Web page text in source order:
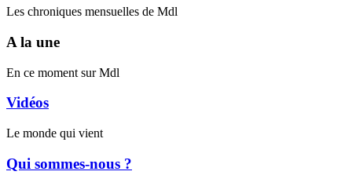
Les chroniques mensuelles de Mdl
A la une
En ce moment sur Mdl
Vidéos
Le monde qui vient
Qui sommes-nous ?